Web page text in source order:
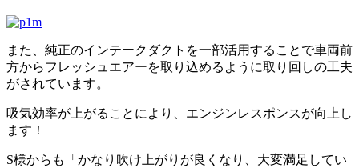
また、純正のインテークダクトを一部活用することで車両前
方からフレッシュエアーを取り込めるように取り回しの工夫
がされています。
吸気効率が上がることにより、エンジンレスポンスが向上し
ます！
S様からも「かなり吹け上がりが良くなり、大変満足してい